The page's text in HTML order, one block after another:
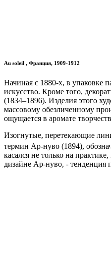
Au soleil , Франция, 1909-1912
Начиная с 1880-х, в упаковке
искусство. Кроме того,
(1834–1896). Изделия этого
массовому обезличенному
ощущается в аромате
Изогнутые, перетекающие
термин Ар-нуво (1894),
касался не только на
дизайне Ар-нуво, - тенденция